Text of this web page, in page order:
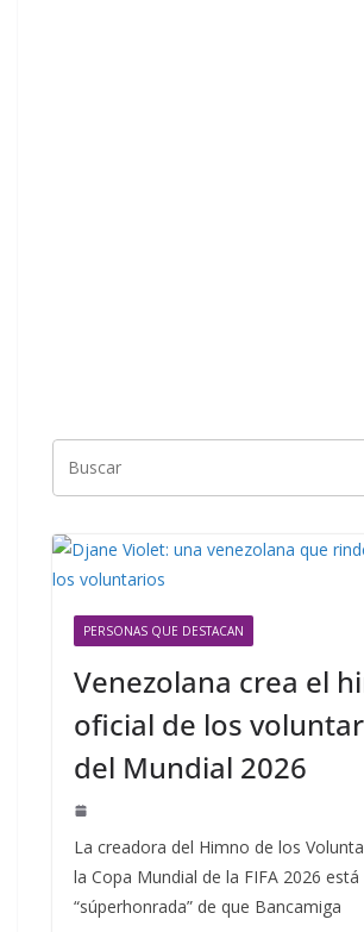
PERSONAS QUE DESTACAN
Venezolana crea el
oficial de los
del Mundial 2026
La creadora del Himno de los
la Copa Mundial de la FIFA 2026 está
“súperhonrada” de que Bancamiga